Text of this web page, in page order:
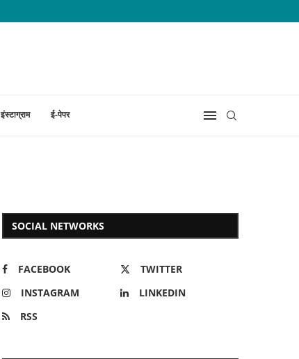
इंस्टाग्राम ई-पेपर
SOCIAL NETWORKS
FACEBOOK
TWITTER
INSTAGRAM
LINKEDIN
RSS